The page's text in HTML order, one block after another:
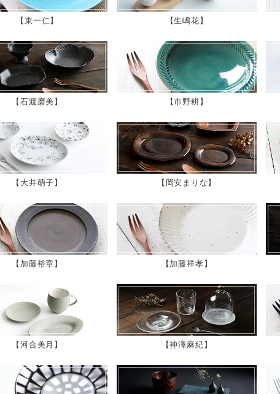
東一仁 生嶋花
石渡磨美 市野耕
大井萌子 岡安まりな
加藤裕章 加藤祥孝
河合美月 神澤麻紀